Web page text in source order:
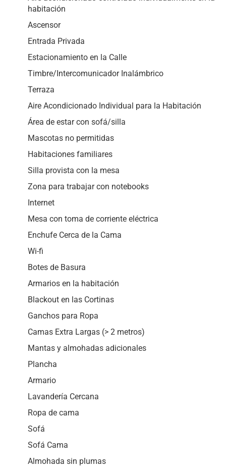
habitación
Ascensor
Entrada Privada
Estacionamiento en la Calle
Timbre/Intercomunicador Inalámbrico
Terraza
Aire Acondicionado Individual para la Habitación
Área de estar con sofá/silla
Mascotas no permitidas
Habitaciones familiares
Silla provista con la mesa
Zona para trabajar con notebooks
Internet
Mesa con toma de corriente eléctrica
Enchufe Cerca de la Cama
Wi-fi
Botes de Basura
Armarios en la habitación
Blackout en las Cortinas
Ganchos para Ropa
Camas Extra Largas (> 2 metros)
Mantas y almohadas adicionales
Plancha
Armario
Lavandería Cercana
Ropa de cama
Sofá
Sofá Cama
Almohada sin plumas